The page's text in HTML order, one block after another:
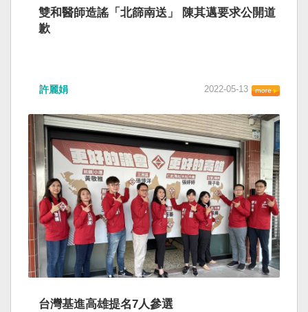
雙和醫師造謠「北篩南送」 陳其邁要求公開道
歉
許麗娟 2022-05-13
台灣基進高雄提名7人參選